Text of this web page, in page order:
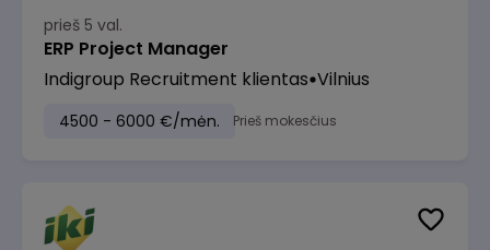
prieš 5 val.
ERP Project Manager
Indigroup Recruitment klientas Vilnius
4500 - 6000 €/mėn. Prieš mokesčius